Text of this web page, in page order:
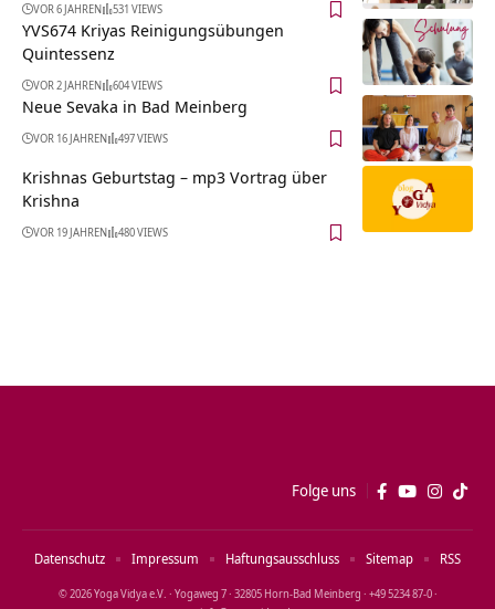
VOR 6 JAHREN 531 VIEWS
YVS674 Kriyas Reinigungsübungen
Quintessenz
VOR 2 JAHREN 604 VIEWS
Neue Sevaka in Bad Meinberg
VOR 16 JAHREN 497 VIEWS
Krishnas Geburtstag – mp3 Vortrag über
Krishna
VOR 19 JAHREN 480 VIEWS
Folge uns
© 2026 Yoga Vidya e.V. · Yogaweg 7 · 32805 Horn‑Bad Meinberg · +49 5234 87‑0 ·
Datenschutz Impressum Haftungsausschluss Sitemap RSS